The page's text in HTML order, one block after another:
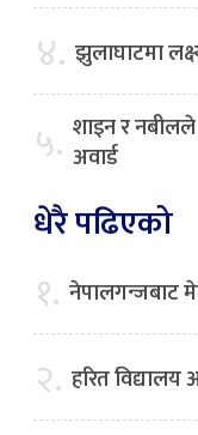
४. झुलाघाटमा
५. शाइन र
अवार्ड
धेरै पढिएको
१. नेपालगन्जबाट
२. हरित